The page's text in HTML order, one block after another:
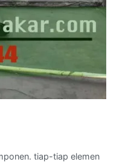
tiap-tiap elemen